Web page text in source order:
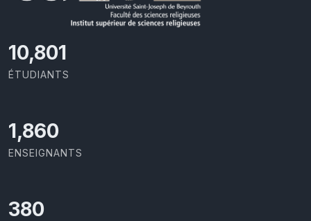
11,727
ÉTUDIANTS
2,086
ENSEIGNANTS
426